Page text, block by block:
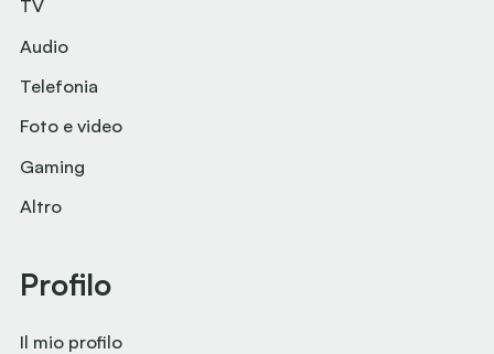
TV
Audio
Telefonia
Foto e video
Gaming
Altro
Profilo
Il mio profilo